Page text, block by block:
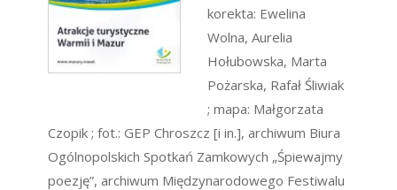
korekta: Ewelina
Wolna, Aurelia
Hołubowska, Marta
Pożarska, Rafał Śliwiak
; mapa: Małgorzata
Czopik ; fot.: GEP Chroszcz [i in.], archiwum Biura
Ogólnopolskich Spotkań Zamkowych „Śpiewajmy
poezję”, archiwum Międzynarodowego Festiwalu